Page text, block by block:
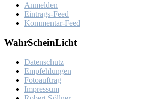
Anmelden
Eintrags-Feed
Kommentar-Feed
Wahr­Schein­Licht
Da­ten­schutz
Emp­feh­lun­gen
Fo­to­auf­trag
Im­pres­sum